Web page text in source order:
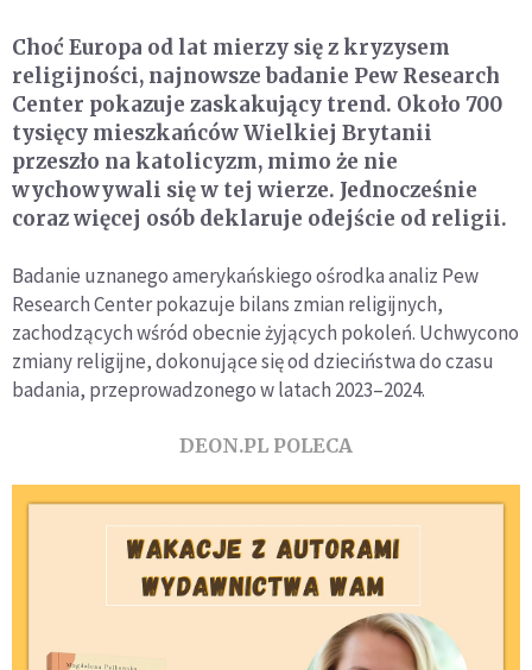
Choć Europa od lat mierzy się z kryzysem
religijności, najnowsze badanie Pew Research
Center pokazuje zaskakujący trend. Około 700
tysięcy mieszkańców Wielkiej Brytanii
przeszło na katolicyzm, mimo że nie
wychowywali się w tej wierze. Jednocześnie
coraz więcej osób deklaruje odejście od religii.
Badanie uznanego amerykańskiego ośrodka analiz Pew
Research Center pokazuje bilans zmian religijnych,
zachodzących wśród obecnie żyjących pokoleń. Uchwycono
zmiany religijne, dokonujące się od dzieciństwa do czasu
badania, przeprowadzonego w latach 2023–2024.
DEON.PL POLECA